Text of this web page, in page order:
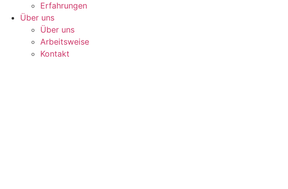
Erfahrungen
Über uns
Über uns
Arbeitsweise
Kontakt